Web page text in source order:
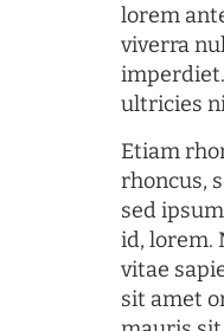
lorem
viverra
ultricies
Etiam
rhoncus,
sed
id, lorem.
vitae
sit amet